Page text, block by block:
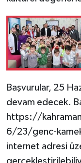
Başvurular, 25
devam edecek.
https://
6/23/genc-
internet adresi